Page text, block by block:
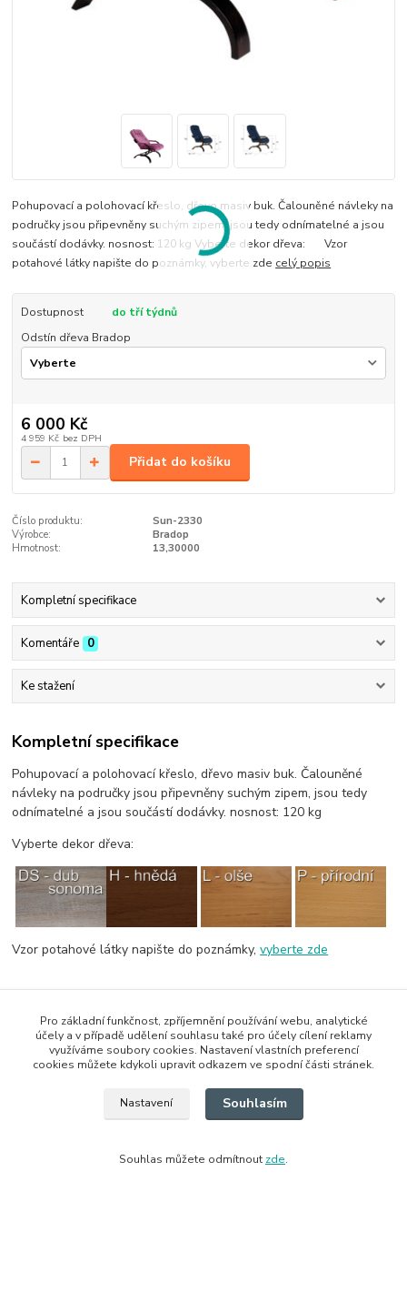
Pohupovací a polohovací křeslo, dřevo masiv buk. Čalouněné návleky na
područky jsou připevněny suchým zipem, jsou tedy odnímatelné a jsou
součástí dodávky. nosnost: 120 kg Vyberte dekor dřeva: Vzor
potahové látky napište do poznámky, vyberte zde celý popis
Dostupnost
do tří týdnů
Odstín dřeva Bradop
6 000 Kč
4 959 Kč bez DPH
Přidat do košíku
Číslo produktu:
Sun-2330
Výrobce:
Bradop
Hmotnost:
13,30000
Kompletní specifikace
Komentáře 0
Ke stažení
Kompletní specifikace
Pohupovací a polohovací křeslo, dřevo masiv buk. Čalouněné
návleky na područky jsou připevněny suchým zipem, jsou tedy
odnímatelné a jsou součástí dodávky. nosnost: 120 kg
Vyberte dekor dřeva:
Vzor potahové látky napište do poznámky,vyberte zde
Ke stažení
Pro základní funkčnost, zpříjemnění používání webu, analytické
účely a v případě udělení souhlasu také pro účely cílení reklamy
využíváme soubory cookies. Nastavení vlastních preferencí
cookies můžete kdykoli upravit odkazem ve spodní části stránek.
Nastavení Souhlasím
Souhlas můžete odmítnout zde.